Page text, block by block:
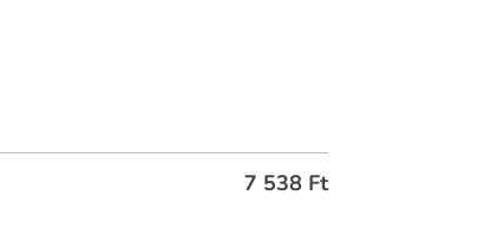
7 538 Ft